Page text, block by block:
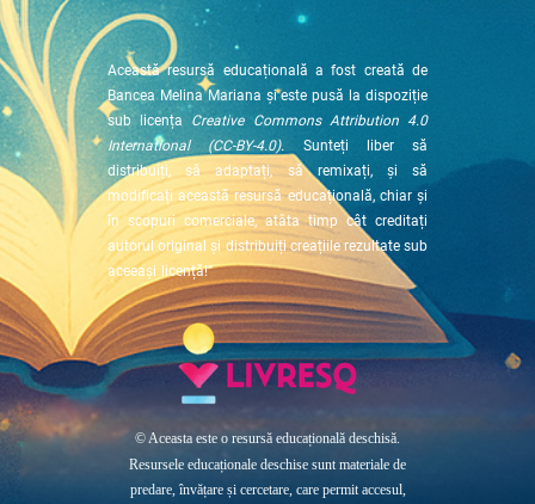
Această resursă educațională a fost creată de
Bancea Melina Mariana și este pusă la dispoziție
sub licența Creative Commons Attribution 4.0
International (CC-BY-4.0). Sunteți liber să
distribuiți, să adaptați, să remixați, și să
modificați această resursă educațională, chiar și
în scopuri comerciale, atâta timp cât creditați
autorul original și distribuiți creațiile rezultate sub
aceeași licență!”
© Aceasta este o resursă educațională deschisă.
Resursele educaționale deschise sunt materiale de
predare, învățare și cercetare, care permit accesul,